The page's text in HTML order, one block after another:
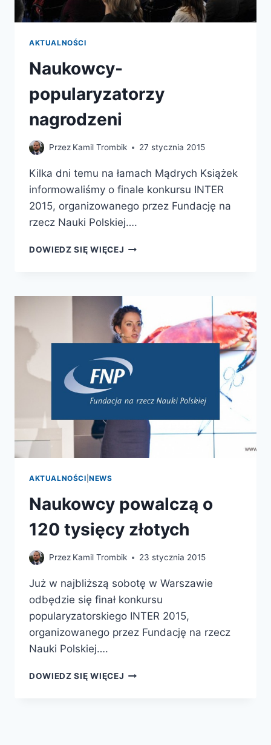
AKTUALNOŚCI
Naukowcy-
popularyzatorzy
nagrodzeni
Przez Kamil Trombik 27 stycznia 2015
Kilka dni temu na łamach Mądrych Książek
informowaliśmy o finale konkursu INTER
2015, organizowanego przez Fundację na
rzecz Nauki Polskiej….
DOWIEDZ SIĘ WIĘCEJ NAUKOWCY-
AKTUALNOŚCI |NEWS
Naukowcy powalczą o
120 tysięcy złotych
Przez Kamil Trombik 23 stycznia 2015
Już w najbliższą sobotę w Warszawie
odbędzie się finał konkursu
popularyzatorskiego INTER 2015,
organizowanego przez Fundację na rzecz
Nauki Polskiej….
DOWIEDZ SIĘ WIĘCEJ NAUKOWCY